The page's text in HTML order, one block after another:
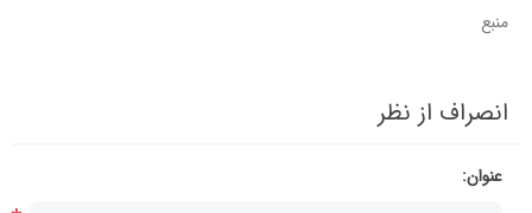
منبع
انصراف از نظر
عنوان: